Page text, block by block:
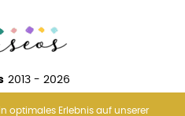
2013 - 2026
optimales Erlebnis auf unserer